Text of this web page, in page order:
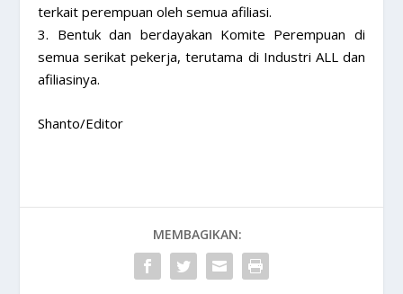
terkait perempuan oleh semua afiliasi.
3. Bentuk dan berdayakan Komite Perempuan di
semua serikat pekerja, terutama di Industri ALL dan
afiliasinya.
Shanto/Editor
MEMBAGIKAN: